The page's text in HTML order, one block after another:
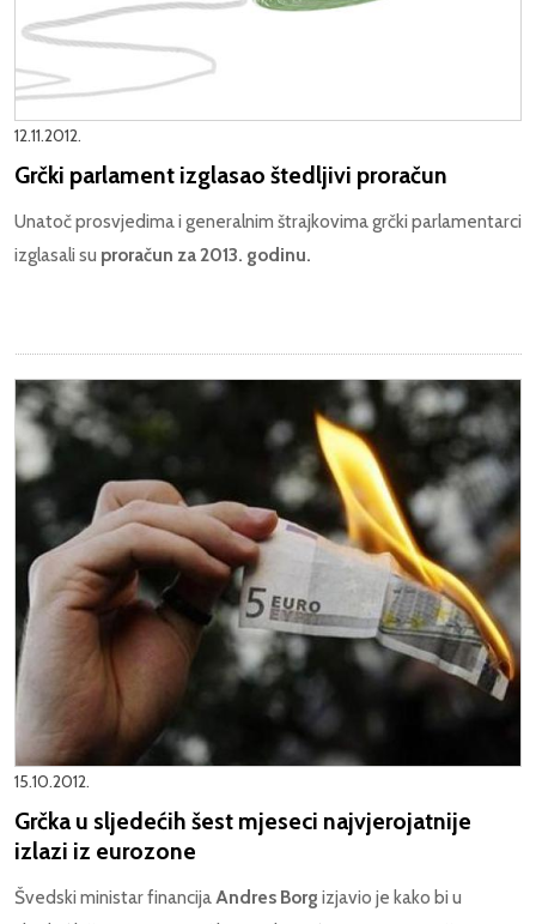
12.11.2012.
Grčki parlament izglasao štedljivi proračun
Unatoč prosvjedima i generalnim štrajkovima grčki parlamentarci
izglasali su proračun za 2013. godinu.
15.10.2012.
Grčka u sljedećih šest mjeseci najvjerojatnije
izlazi iz eurozone
Švedski ministar financijaAndres Borg izjavio je kako bi u